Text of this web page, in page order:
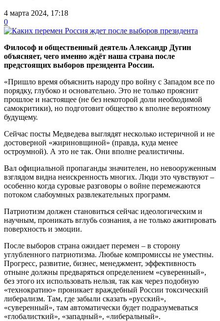
4 марта 2024, 17:18
0
Философ и общественный деятель Александр Дугин
объясняет, чего именно ждёт наша страна после
предстоящих выборов президента России.
«Пришло время объяснить народу про войну с Западом все по
порядку, глубоко и основательно. Это не только прояснит
прошлое и настоящее (не без некоторой доли необходимой
самокритики), но подготовит общество к вполне вероятному
будущему.
Сейчас посты Медведева выглядят несколько истеричной и не
достоверной «жириновщиной» (правда, куда менее
остроумной). А это не так. Они вполне реалистичны.
Вал официальной пропаганды значителен, но невооруженным
взглядом видна неискренность многих. Люди это чувствуют –
особенно когда суровые разговоры о войне перемежаются
потоком слабоумных развлекательных программ.
Патриотизм должен становиться сейчас идеологическим и
научным, проникать вглубь сознания, а не только ажитировать
поверхность и эмоции.
После выборов страна ожидает перемен – в сторону
углубленного патриотизма. Любые компромиссы не уместны.
Прогресс, развитие, бизнес, менеджмент, эффективность
отныне должны предваряться определением «суверенный»,
без этого их использовать нельзя, так как через подобную
«технократию» проникает враждебный России токсический
либерализм. Там, где забыли сказать «русский»,
«суверенный», там автоматически будет подразумеваться
«глобалисткий», «западный», «либеральный».